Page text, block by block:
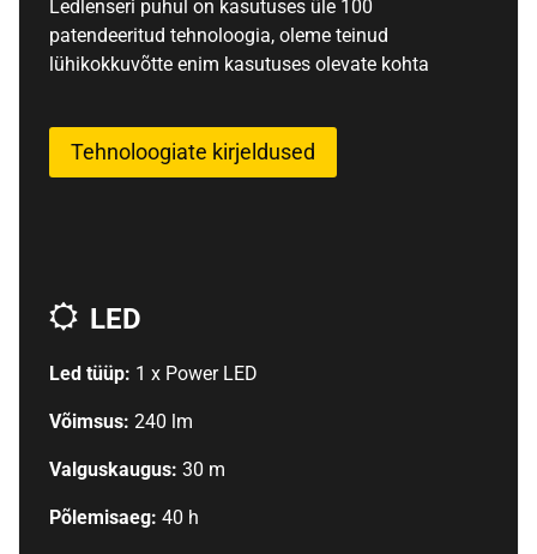
Ledlenseri puhul on kasutuses üle 100
patendeeritud tehnoloogia, oleme teinud
lühikokkuvõtte enim kasutuses olevate kohta
Tehnoloogiate kirjeldused
LED
Led tüüp: 1 x Power LED
Võimsus: 240 lm
Valguskaugus: 30 m
Põlemisaeg: 40 h